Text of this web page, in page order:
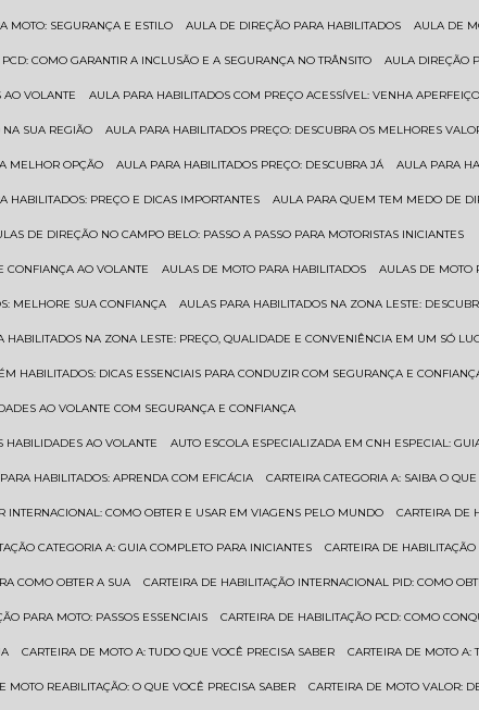
MOTO: SEGURANÇA E ESTILO AULA DE DIREÇÃO PARA HABILITADOS AULA DE
PCD: COMO GARANTIR A INCLUSÃO E A SEGURANÇA NO TRÂNSITO AULA DIREÇÃO
AO VOLANTE AULA PARA HABILITADOS COM PREÇO ACESSÍVEL: VENHA
NA SUA REGIÃO AULA PARA HABILITADOS PREÇO: DESCUBRA OS MELHORES
MELHOR OPÇÃO AULA PARA HABILITADOS PREÇO: DESCUBRA JÁ AULA PARA
HABILITADOS: PREÇO E DICAS IMPORTANTES AULA PARA QUEM TEM MEDO DE
DE DIREÇÃO NO CAMPO BELO: PASSO A PASSO PARA MOTORISTAS INICIANTES
CONFIANÇA AO VOLANTE AULAS DE MOTO PARA HABILITADOS AULAS DE
MELHORE SUA CONFIANÇA AULAS PARA HABILITADOS NA ZONA LESTE:
HABILITADOS NA ZONA LESTE: PREÇO, QUALIDADE E CONVENIÊNCIA EM UM SÓ
HABILITADOS: DICAS ESSENCIAIS PARA CONDUZIR COM SEGURANÇA E
AO VOLANTE COM SEGURANÇA E CONFIANÇA
HABILIDADES AO VOLANTE AUTO ESCOLA ESPECIALIZADA EM CNH ESPECIAL:
PARA HABILITADOS: APRENDA COM EFICÁCIA CARTEIRA CATEGORIA A: SAIBA O
INTERNACIONAL: COMO OBTER E USAR EM VIAGENS PELO MUNDO CARTEIRA
CATEGORIA A: GUIA COMPLETO PARA INICIANTES CARTEIRA DE
COMO OBTER A SUA CARTEIRA DE HABILITAÇÃO INTERNACIONAL PID: COMO
PARA MOTO: PASSOS ESSENCIAIS CARTEIRA DE HABILITAÇÃO PCD: COMO
CARTEIRA DE MOTO A: TUDO QUE VOCÊ PRECISA SABER CARTEIRA DE MOTO
MOTO REABILITAÇÃO: O QUE VOCÊ PRECISA SABER CARTEIRA DE MOTO VALOR: